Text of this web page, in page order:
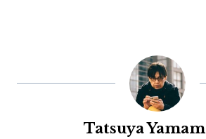
Tatsuya